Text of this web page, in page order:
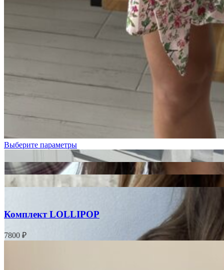
Выберите параметры
Комплект LOLLIPOP
7800 ₽